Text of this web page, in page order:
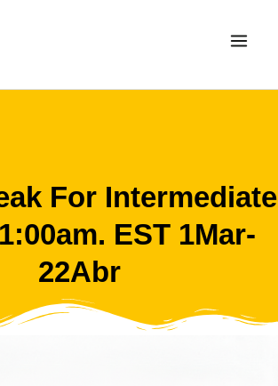
For Intermediate
EST 1Mar-
22Abr